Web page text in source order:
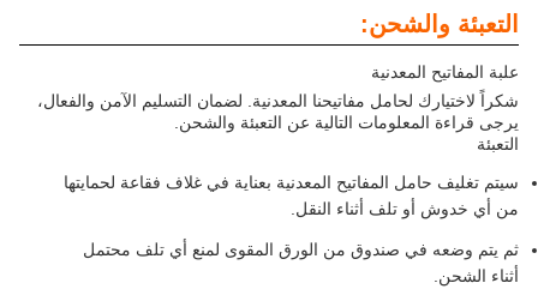
التعبئة والشحن:
علبة المفاتيح المعدنية
شكراً لاختيارك لحامل مفاتيحنا المعدنية. لضمان التسليم الآمن والفعال،
يرجى قراءة المعلومات التالية عن التعبئة والشحن.
التعبئة
سيتم تغليف حامل المفاتيح المعدنية بعناية في غلاف فقاعة لحمايتها
من أي خدوش أو تلف أثناء النقل.
ثم يتم وضعه في صندوق من الورق المقوى لمنع أي تلف محتمل
أثناء الشحن.